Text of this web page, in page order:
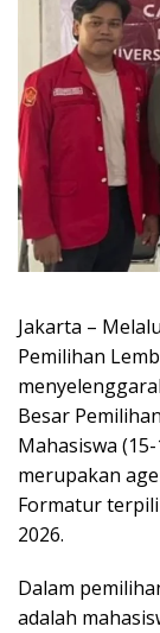
Jakarta –
Pemilihan
Besar
Mahasiswa
merupakan
Formatur
2026.
Dalam
adalah